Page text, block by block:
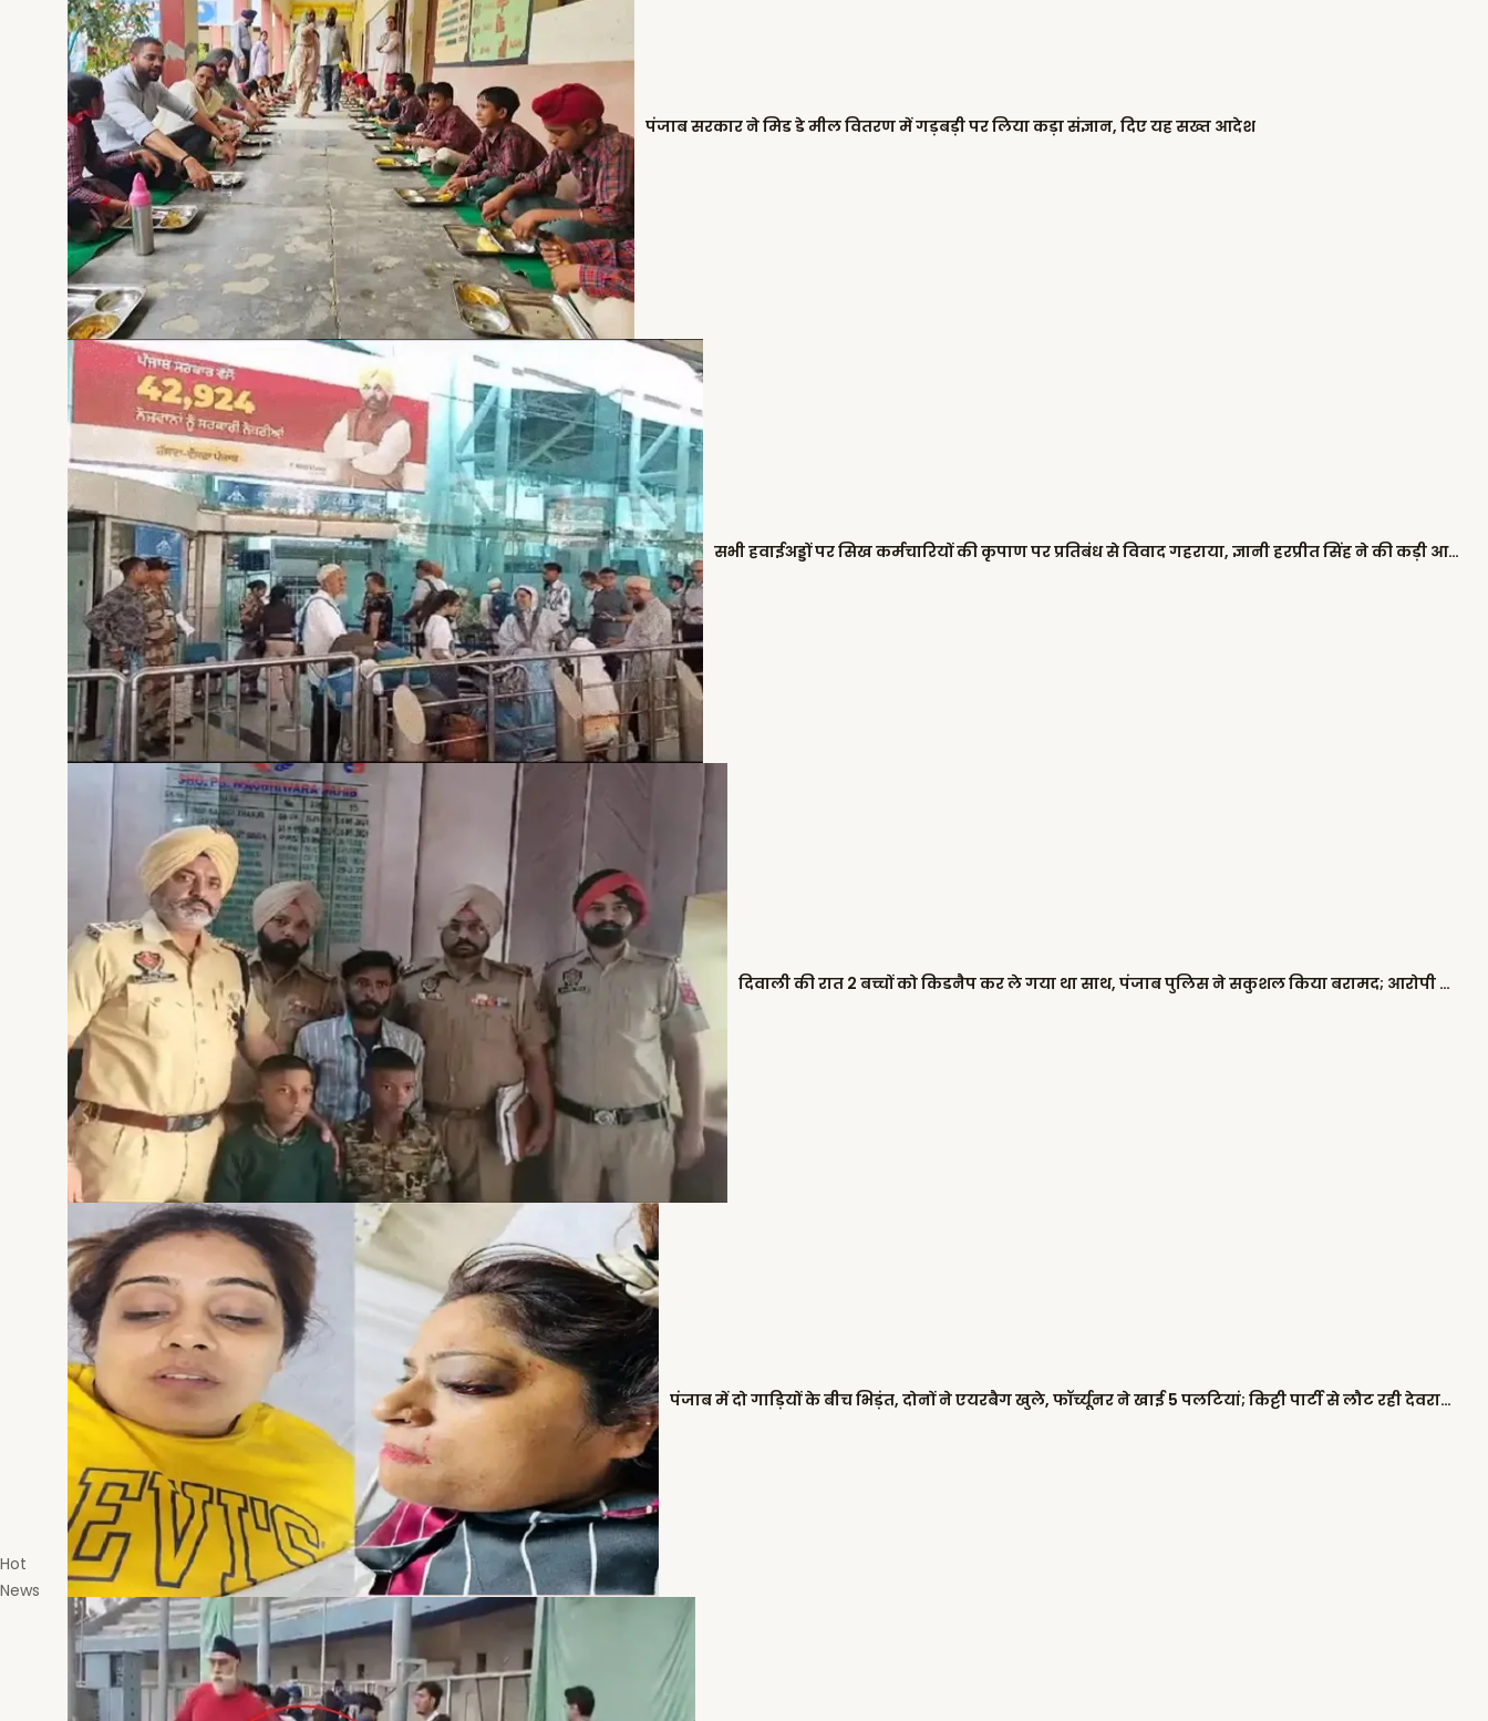
Hot
News
पंजाब सरकार ने मिड डे मील वितरण में गड़बड़ी पर लिया कड़ा संज्ञान, दिए यह सख्त आदेश
सभी हवाईअड्डों पर सिख कर्मचारियों की कृपाण पर प्रतिबंध से विवाद गहराया, ज्ञानी हरप्रीत सिंह ने की कड़ी आलोचना
दिवाली की रात 2 बच्चों को किडनैप कर ले गया था साथ, पंजाब पुलिस ने सकुशल किया बरामद; आरोपी काबू
पंजाब में दो गाड़ियों के बीच भिड़ंत, दोनों ने एयरबैग खुले, फॉर्च्यूनर ने खाई 5 पलटियां; किट्टी पार्टी से लौट रही देवरानी-जेठानी घायल